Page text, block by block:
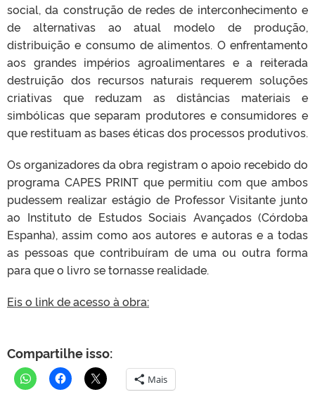
social, da construção de redes de interconhecimento e
de alternativas ao atual modelo de produção,
distribuição e consumo de alimentos. O enfrentamento
aos grandes impérios agroalimentares e a reiterada
destruição dos recursos naturais requerem soluções
criativas que reduzam as distâncias materiais e
simbólicas que separam produtores e consumidores e
que restituam as bases éticas dos processos produtivos.
Os organizadores da obra registram o apoio recebido do
programa CAPES PRINT que permitiu com que ambos
pudessem realizar estágio de Professor Visitante junto
ao Instituto de Estudos Sociais Avançados (Córdoba
Espanha), assim como aos autores e autoras e a todas
as pessoas que contribuíram de uma ou outra forma
para que o livro se tornasse realidade.
Eis o link de acesso à obra:
Compartilhe isso:
Mais